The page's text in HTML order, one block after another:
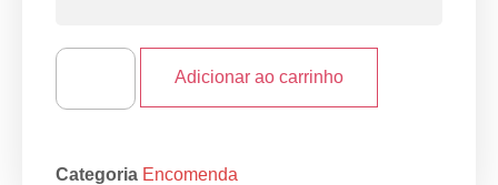
Adicionar ao carrinho
Categoria Encomenda